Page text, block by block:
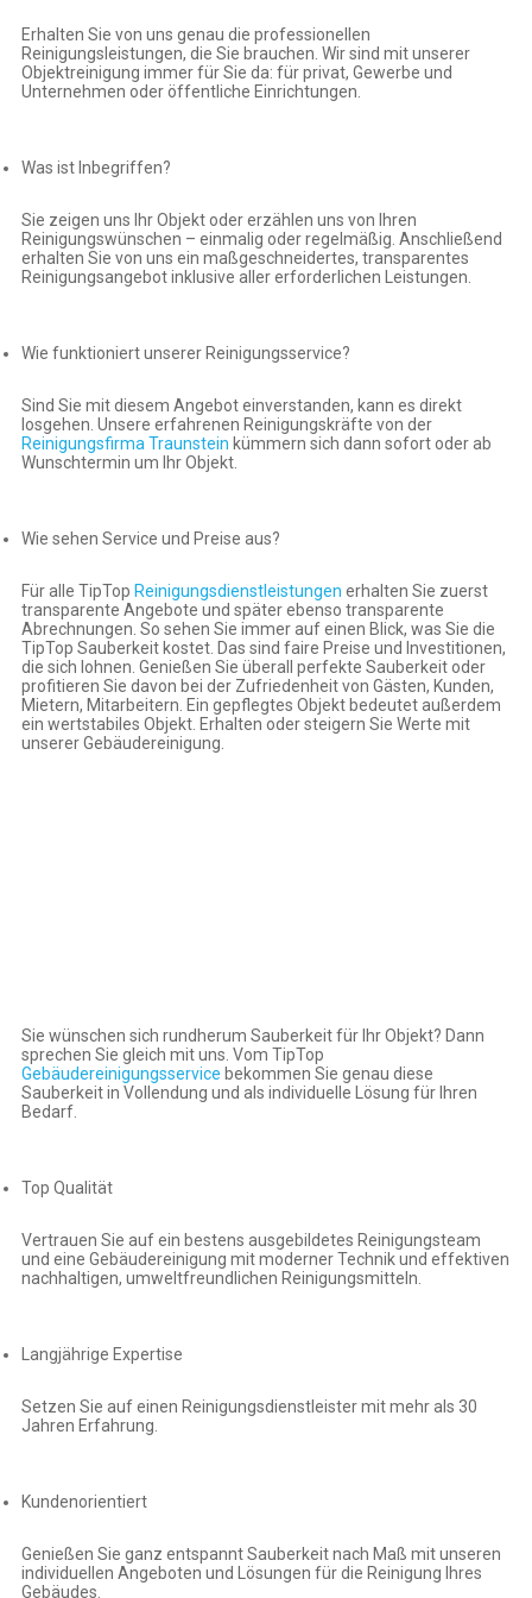
Erhalten Sie von uns genau die professionellen
Reinigungsleistungen, die Sie brauchen. Wir sind mit unserer
Objektreinigung immer für Sie da: für privat, Gewerbe und
Unternehmen oder öffentliche Einrichtungen.
Was ist Inbegriffen?
Sie zeigen uns Ihr Objekt oder erzählen uns von Ihren
Reinigungswünschen – einmalig oder regelmäßig. Anschließend
erhalten Sie von uns ein maßgeschneidertes, transparentes
Reinigungsangebot inklusive aller erforderlichen Leistungen.
Wie funktioniert unserer Reinigungsservice?
Sind Sie mit diesem Angebot einverstanden, kann es direkt
losgehen. Unsere erfahrenen Reinigungskräfte von der
Reinigungsfirma Traunstein kümmern sich dann sofort oder ab
Wunschtermin um Ihr Objekt.
Wie sehen Service und Preise aus?
Für alle TipTop Reinigungsdienstleistungen erhalten Sie zuerst
transparente Angebote und später ebenso transparente
Abrechnungen. So sehen Sie immer auf einen Blick, was Sie die
TipTop Sauberkeit kostet. Das sind faire Preise und Investitionen,
die sich lohnen. Genießen Sie überall perfekte Sauberkeit oder
profitieren Sie davon bei der Zufriedenheit von Gästen, Kunden,
Mietern, Mitarbeitern. Ein gepflegtes Objekt bedeutet außerdem
ein wertstabiles Objekt. Erhalten oder steigern Sie Werte mit
unserer Gebäudereinigung.
Sie wünschen sich rundherum Sauberkeit für Ihr Objekt? Dann
sprechen Sie gleich mit uns. Vom TipTop
Gebäudereinigungsservice bekommen Sie genau diese
Sauberkeit in Vollendung und als individuelle Lösung für Ihren
Bedarf.
Top Qualität
Vertrauen Sie auf ein bestens ausgebildetes Reinigungsteam
und eine Gebäudereinigung mit moderner Technik und effektiven
nachhaltigen, umweltfreundlichen Reinigungsmitteln.
Langjährige Expertise
Setzen Sie auf einen Reinigungsdienstleister mit mehr als 30
Jahren Erfahrung.
Kundenorientiert
Genießen Sie ganz entspannt Sauberkeit nach Maß mit unseren
individuellen Angeboten und Lösungen für die Reinigung Ihres
Gebäudes.